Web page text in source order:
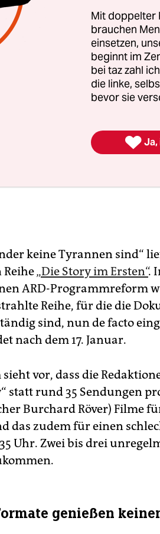
„Monitor“) wurden möglich.
keine Tyrannen sind“
Reihe„Die Story im Ersten“.
ARD-Programmreform
Reihe, für die die
sind, nun de facto
nach dem 17. Januar.
sieht vor, dass die
statt rund 35 Sendungen
Burchard Röver) Filme
das zudem für einen
Uhr. Zwei bis drei
genießen
Mit doppelter
brauchen
einsetzen,
beginnt im
bei taz zahl
die linke,
bevor sie
 Ja,